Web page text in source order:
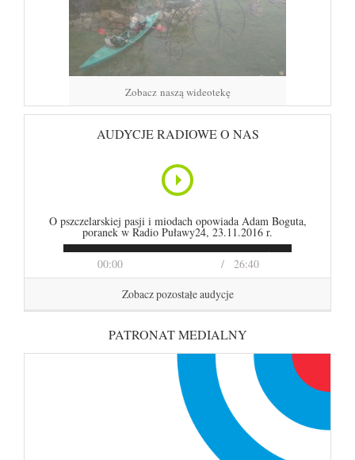
Zobacz naszą wideotekę
AUDYCJE RADIOWE O NAS
00:00 26:40
O pszczelarskiej pasji i miodach opowiada Adam Boguta,
poranek w Radio Puławy24, 23.11.2016 r.
Zobacz pozostałe audycje
PATRONAT MEDIALNY